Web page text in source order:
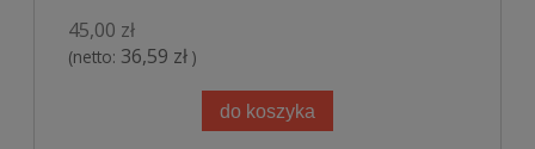
45,00 zł
(netto: 36,59 zł )
do koszyka